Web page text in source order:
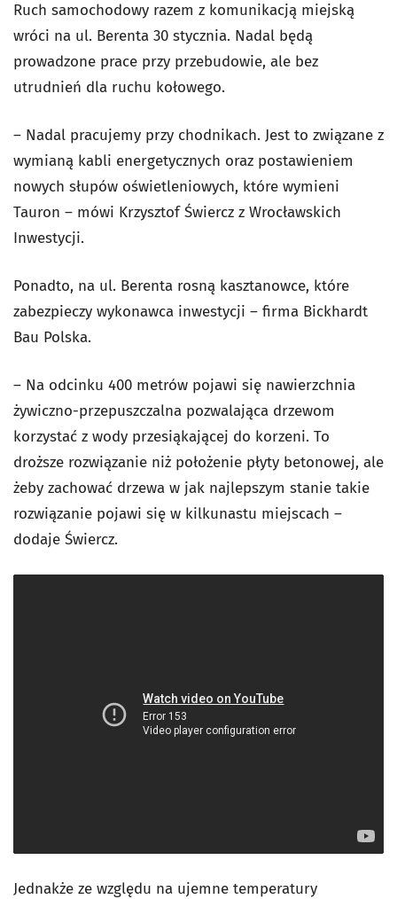
Ruch samochodowy razem z komunikacją miejską
wróci na ul. Berenta 30 stycznia. Nadal będą
prowadzone prace przy przebudowie, ale bez
utrudnień dla ruchu kołowego.
– Nadal pracujemy przy chodnikach. Jest to związane z
wymianą kabli energetycznych oraz postawieniem
nowych słupów oświetleniowych, które wymieni
Tauron – mówi Krzysztof Świercz z Wrocławskich
Inwestycji.
Ponadto, na ul. Berenta rosną kasztanowce, które
zabezpieczy wykonawca inwestycji – firma Bickhardt
Bau Polska.
– Na odcinku 400 metrów pojawi się nawierzchnia
żywiczno-przepuszczalna pozwalająca drzewom
korzystać z wody przesiąkającej do korzeni. To
droższe rozwiązanie niż położenie płyty betonowej, ale
żeby zachować drzewa w jak najlepszym stanie takie
rozwiązanie pojawi się w kilkunastu miejscach –
dodaje Świercz.
Jednakże ze względu na ujemne temperatury